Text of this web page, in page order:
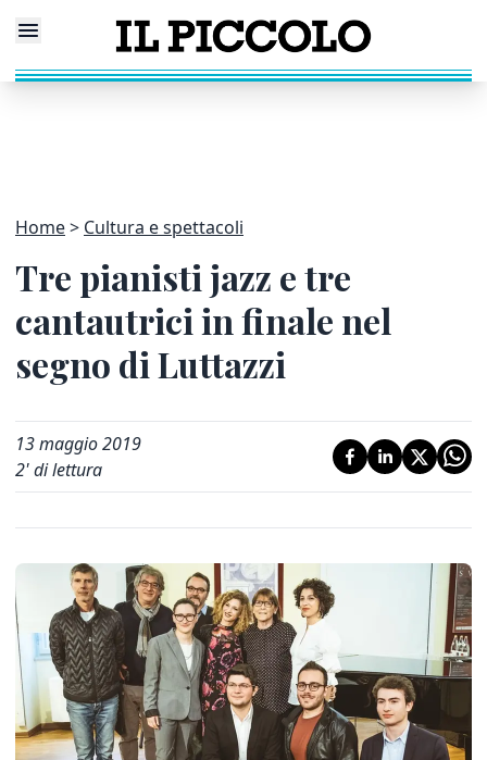
Home Cultura e spettacoli
Tre pianisti jazz e tre
cantautrici in finale nel
segno di Luttazzi
13 maggio 2019
2' di lettura